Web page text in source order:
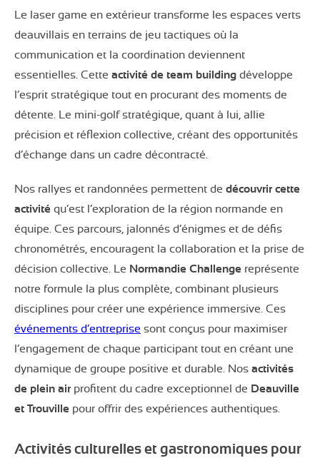
Le laser game en extérieur transforme les espaces verts
deauvillais en terrains de jeu tactiques où la
communication et la coordination deviennent
essentielles. Cette activité de team building développe
l’esprit stratégique tout en procurant des moments de
détente. Le mini-golf stratégique, quant à lui, allie
précision et réflexion collective, créant des opportunités
d’échange dans un cadre décontracté.
Nos rallyes et randonnées permettent de découvrir cette
activité qu’est l’exploration de la région normande en
équipe. Ces parcours, jalonnés d’énigmes et de défis
chronométrés, encouragent la collaboration et la prise de
décision collective. Le Normandie Challenge représente
notre formule la plus complète, combinant plusieurs
disciplines pour créer une expérience immersive. Ces
événements d’entreprise sont conçus pour maximiser
l’engagement de chaque participant tout en créant une
dynamique de groupe positive et durable. Nos activités
de plein airprofitent du cadre exceptionnel de Deauville
et Trouville pour offrir des expériences authentiques.
Activités culturelles et gastronomiques pour